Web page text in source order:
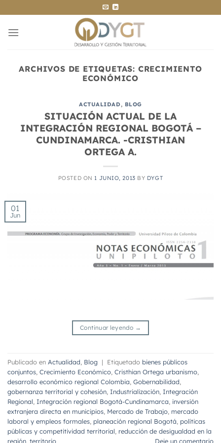
al
contenido
ARCHIVOS DE ETIQUETAS: CRECIMIENTO
ECONÓMICO
ACTUALIDAD, BLOG
SITUACIÓN ACTUAL DE LA
INTEGRACIÓN REGIONAL BOGOTÁ –
CUNDINAMARCA. -CRISTHIAN
ORTEGA A.
POSTED ON 1 JUNIO, 2013 BY DYGT
01
Jun
Continuar leyendo →
Publicado en Actualidad Blog | Etiquetado bienes públicos
conjuntos Crecimiento Económico Cristhian Ortega urbanismo
desarrollo económico regional Colombia Gobernabilidad
gobernanza territorial y cohesión Industrialización Integración
Regional Integración regional Bogotá-Cundinamarca inversión
extranjera directa en municipios Mercado de Trabajo mercado
laboral y empleos formales planeación regional Bogotá políticas
públicas y competitividad territorial reducción de desigualdad en la
región territorio Deje un comentario